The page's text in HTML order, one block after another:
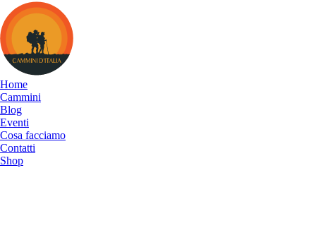
Cammini
d&#039;Italia
Home
Cammini
Blog
Eventi
Cosa facciamo
Contatti
Shop